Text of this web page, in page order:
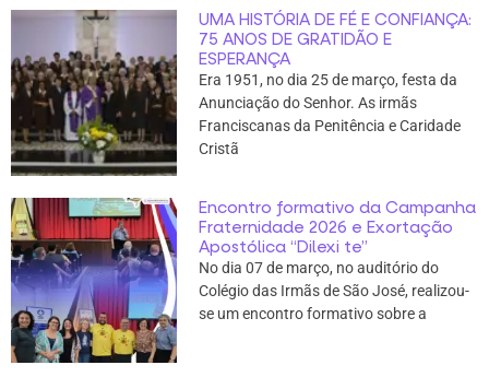
UMA HISTÓRIA DE FÉ E CONFIANÇA:
75 ANOS DE GRATIDÃO E
ESPERANÇA
Era 1951, no dia 25 de março, festa da
Anunciação do Senhor. As irmãs
Franciscanas da Penitência e Caridade
Cristã
Encontro formativo da Campanha
Fraternidade 2026 e Exortação
Apostólica “Dilexi te”
No dia 07 de março, no auditório do
Colégio das Irmãs de São José, realizou-
se um encontro formativo sobre a